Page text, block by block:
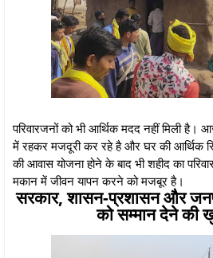
परिवारजनों को भी आर्थिक मदद नहीं मिली है।
में रहकर मजदूरी कर रहे है और घर की आर्थिक
की आवास योजना होने के बाद भी शहीद का
मकान में जीवन यापन करने को मजबूर है।
सरकार, शासन-प्रशासन और
को सम्मान देने की